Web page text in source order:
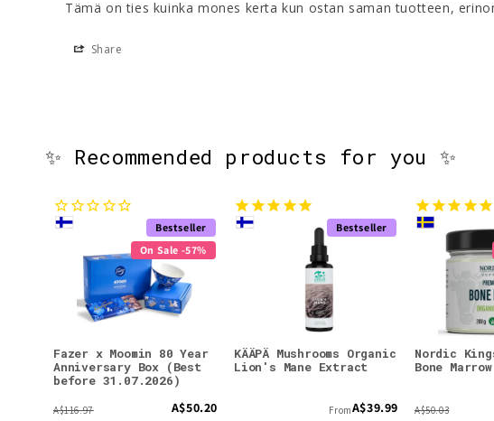
Tämä on ties kuinka mones kerta kun ostan saman tuotteen,
Share
✨ Recommended products for you ✨
Bestseller
On Sale -57%
Fazer x Moomin 80 Year
Anniversary Box (Best
before 31.07.2026)
A$116.97 A$50.20
Bestseller
KÄÄPÄ Mushrooms Organic
Lion's Mane Extract
FromA$39.99
Nordic
Bone Marrow
A$50.03